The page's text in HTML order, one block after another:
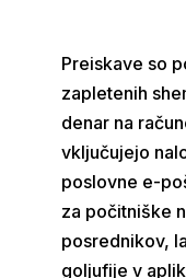
Preiskave so
zapletenih
denar na
vključujejo
poslovne e-
za počitniške
posrednikov,
goljufije v